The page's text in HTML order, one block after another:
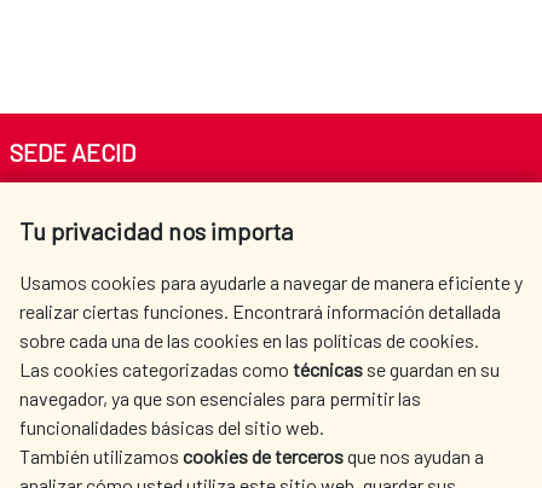
Oficina de la Cooperación Española:
México
Oficina de la Cooperación Española:
Panamá
Oficina de la Cooperación Española:
Tu privacidad nos importa
Usamos cookies para ayudarle a navegar de manera eficiente y
realizar ciertas funciones. Encontrará información detallada
sobre cada una de las cookies en las políticas de cookies.
Las cookies categorizadas como técnicas se guardan en su
navegador, ya que son esenciales para permitir las
funcionalidades básicas del sitio web.
También utilizamos cookies de tercerosque nos ayudan a
SEDE AECID
Tel. +34 900 20 30 54​​​​​​​
AECID
WHERE DO WE COOPERATE?
SPANISH HUMANITARIAN
ACTION
PRESS ROOM
CULTURE AND SCIENCE LIBRARY